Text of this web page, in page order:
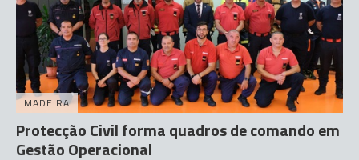
MADEIRA
Protecção Civil forma quadros de comando em
Gestão Operacional